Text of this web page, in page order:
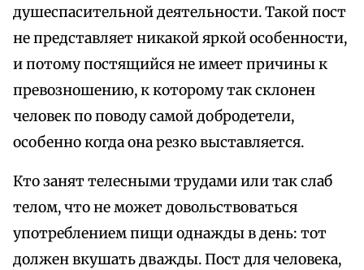
душеспасительной деятельности. Такой пост
не представляет никакой яркой особенности,
и потому постящийся не имеет причины к
превозношению, к которому так склонен
человек по поводу самой добродетели,
особенно когда она резко выставляется.
Кто занят телесными трудами или так слаб
телом, что не может довольствоваться
употреблением пищи однажды в день: тот
должен вкушать дважды. Пост для человека,